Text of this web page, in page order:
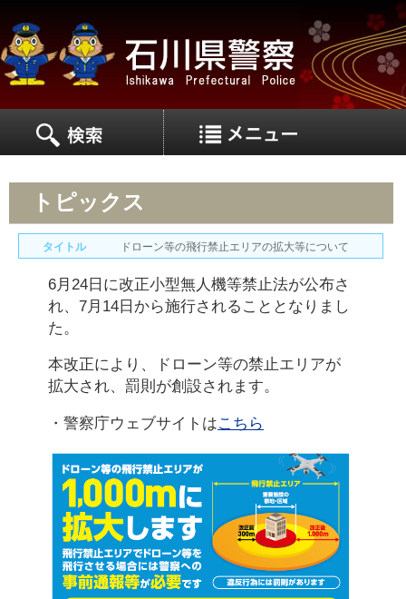
トピックス
タイトル ドローン等の飛行禁止エリアの拡大等について
6月24日に改正小型無人機等禁止法が公布さ
れ、7月14日から施行されることとなりまし
た。
本改正により、ドローン等の禁止エリアが
拡大され、罰則が創設されます。
・警察庁ウェブサイトはこちら